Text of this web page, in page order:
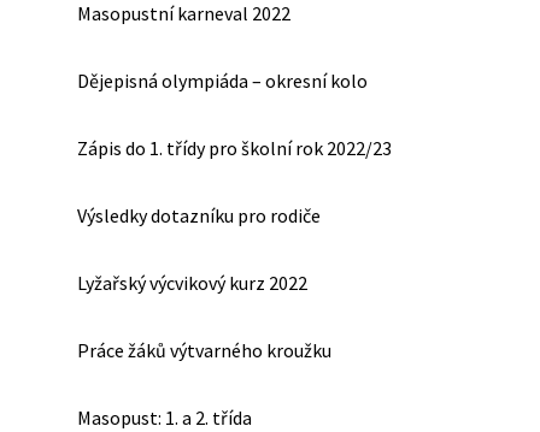
Masopustní karneval 2022
Dějepisná olympiáda – okresní kolo
Zápis do 1. třídy pro školní rok 2022/23
Výsledky dotazníku pro rodiče
Lyžařský výcvikový kurz 2022
Práce žáků výtvarného kroužku
Masopust: 1. a 2. třída